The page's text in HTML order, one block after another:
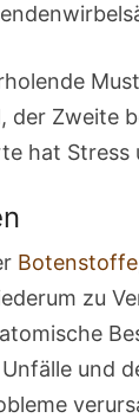
der Zweite
hat Stress
Botenstoffe
zu
und